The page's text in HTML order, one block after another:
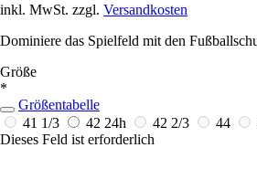
inkl. MwSt. zzgl. Versandkosten
Dominiere das Spielfeld mit den
Größe
*
Größentabelle
41 1/3
42 24h 42 2/3 44
Dieses Feld ist erforderlich